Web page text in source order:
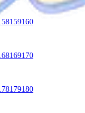
159160
169170
179180